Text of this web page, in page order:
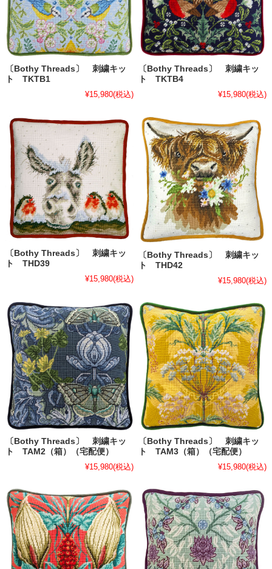
〔Bothy Threads〕 刺繍キッ
ト TKTB1
¥15,980(税込)
〔Bothy Threads〕 刺繍キッ
ト TKTB4
¥15,980(税込)
〔Bothy Threads〕 刺繍キッ
ト THD39
¥15,980(税込)
〔Bothy Threads〕 刺繍キッ
ト THD42
¥15,980(税込)
〔Bothy Threads〕 刺繍キッ
ト TAM2（箱）（宅配便）
¥15,980(税込)
〔Bothy Threads〕 刺繍キッ
ト TAM3（箱）（宅配便）
¥15,980(税込)